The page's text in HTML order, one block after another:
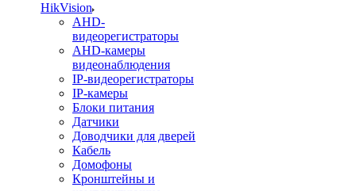
HikVision
AHD-
видеорегистраторы
AHD-камеры
видеонаблюдения
IP-видеорегистраторы
IP-камеры
Блоки питания
Датчики
Доводчики для дверей
Кабель
Домофоны
Кронштейны и